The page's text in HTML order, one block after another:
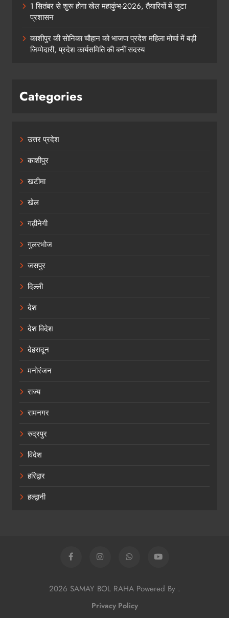
1 सितंबर से शुरू होगा खेल महाकुंभ-2026, तैयारियों में जुटा
प्रशासन
काशीपुर की सोनिका चौहान को भाजपा प्रदेश महिला मोर्चा में बड़ी
जिम्मेदारी, प्रदेश कार्यसमिति की बनीं सदस्य
Categories
उत्तर प्रदेश
काशीपुर
खटीमा
खेल
गढ़ीनेगी
गुलरभोज
जसपुर
दिल्ली
देश
देश विदेश
देहरादून
मनोरंजन
राज्य
रामनगर
रुद्रपुर
विदेश
हरिद्वार
हल्द्वानी
2026 SAMAY BOL RAHA Powered By .
Privacy Policy